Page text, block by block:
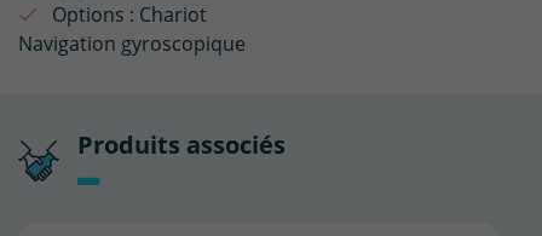
Options : Chariot
Navigation gyroscopique
Produits associés